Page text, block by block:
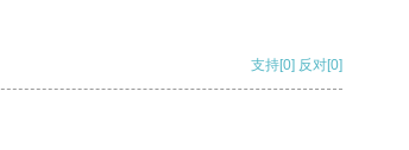
支持[0] 反对[0]